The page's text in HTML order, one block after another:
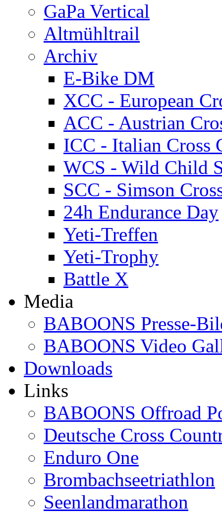
GaPa Vertical
Altmühltrail
Archiv
E-Bike DM
XCC - European
ACC - Austrian
ICC - Italian Cross
WCS - Wild Child
SCC - Simson
24h Endurance Day
Yeti-Treffen
Yeti-Trophy
Battle X
Media
BABOONS Presse-
BABOONS Video
Downloads
Links
BABOONS Offroad
Deutsche Cross
Enduro One
Brombachseetriathlon
Seenlandmarathon